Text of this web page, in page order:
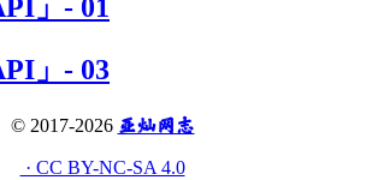
」- 01
」- 03
© 2017-2026 亚灿网志
· CC BY-NC-SA 4.0